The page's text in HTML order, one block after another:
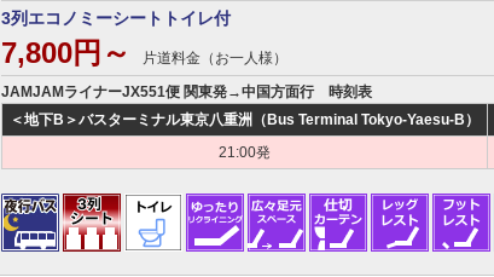
3列エコノミーシートトイレ付
7,800円～ 片道料金（お一人様）
JAMJAMライナーJX551便 関東発→中国方面行 時刻表
＜地下B＞バスターミナル東京八重洲（Bus Terminal Tokyo-Yaesu-B）
21:00発